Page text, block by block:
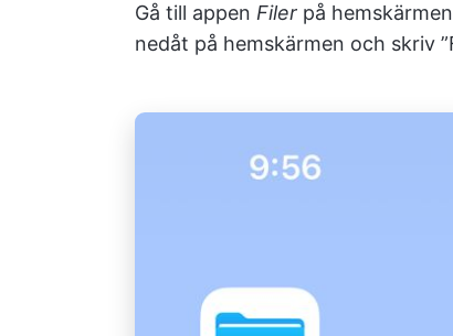
Gå till appen Filer på
nedåt på hemskärmen och skriv